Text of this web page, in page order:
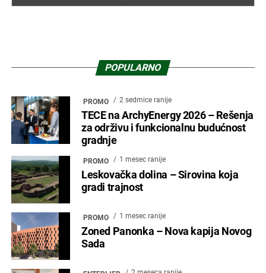
POPULARNO
PROMO 2 sedmice ranije
TECE na ArchyEnergy 2026 – Rešenja
za održivu i funkcionalnu budućnost
gradnje
PROMO 1 mesec ranije
Leskovačka dolina – Sirovina koja
gradi trajnost
PROMO 1 mesec ranije
Zoned Panonka – Nova kapija Novog
Sada